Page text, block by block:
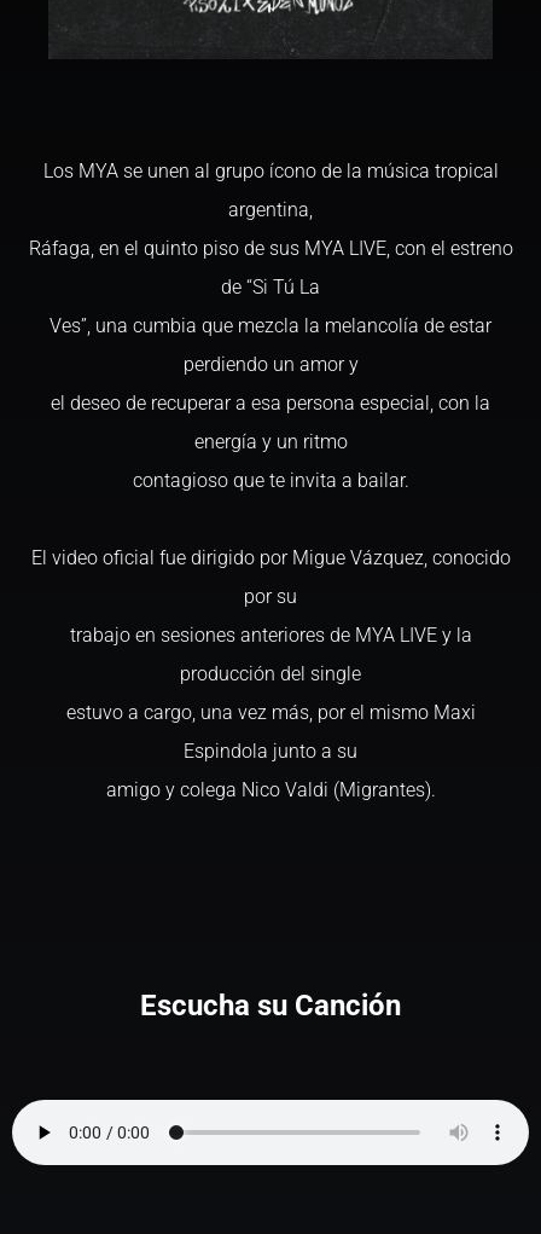
Los MYA se unen al grupo ícono de la música tropical
argentina,
Ráfaga, en el quinto piso de sus MYA LIVE, con el estreno
de “Si Tú La
Ves”, una cumbia que mezcla la melancolía de estar
perdiendo un amor y
el deseo de recuperar a esa persona especial, con la
energía y un ritmo
contagioso que te invita a bailar.
El video oficial fue dirigido por Migue Vázquez, conocido
por su
trabajo en sesiones anteriores de MYA LIVE y la
producción del single
estuvo a cargo, una vez más, por el mismo Maxi
Espindola junto a su
amigo y colega Nico Valdi (Migrantes).
Escucha su Canción